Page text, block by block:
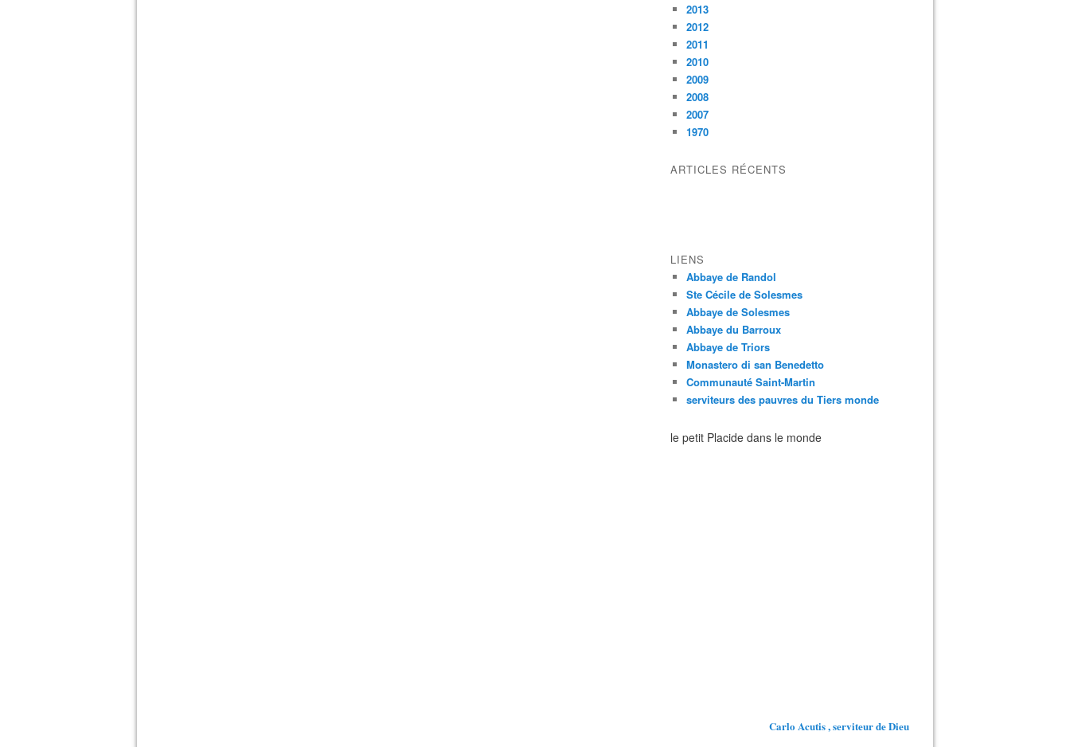
2013
2012
2011
2010
2009
2008
2007
1970
ARTICLES RÉCENTS
LIENS
Abbaye de Randol
Ste Cécile de Solesmes
Abbaye de Solesmes
Abbaye du Barroux
Abbaye de Triors
Monastero di san Benedetto
Communauté Saint-Martin
serviteurs des pauvres du Tiers monde
le petit Placide dans le monde
Carlo Acutis , serviteur de Dieu